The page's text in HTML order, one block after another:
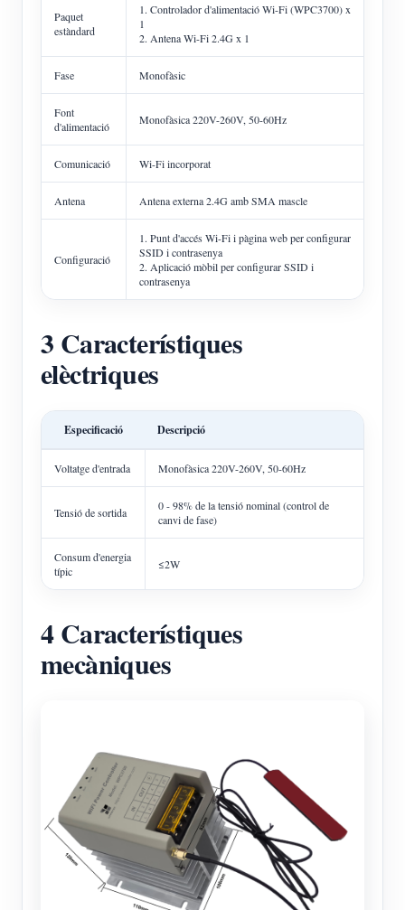
Paquet
estàndard
1. Controlador d'alimentació Wi-Fi (WPC3700) x
1
2. Antena Wi-Fi 2.4G x 1
Fase Monofàsic
Font
d'alimentació
Monofàsica 220V-260V, 50-60Hz
Comunicació Wi-Fi incorporat
Antena Antena externa 2.4G amb SMA mascle
Configuració
1. Punt d'accés Wi-Fi i pàgina web per configurar
SSID i contrasenya
2. Aplicació mòbil per configurar SSID i
contrasenya
3 Característiques
elèctriques
Especificació Descripció
Voltatge d'entrada Monofàsica 220V-260V, 50-60Hz
Tensió de sortida
0 - 98% de la tensió nominal (control de
canvi de fase)
Consum d'energia
típic
≤2W
4 Característiques
mecàniques